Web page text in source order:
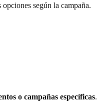
según la campaña.
o campañas específicas.